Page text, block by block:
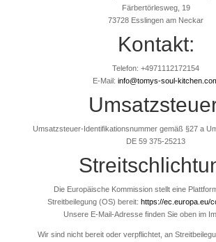
Färbertörlesweg, 19
73728 Esslingen am Neckar
Kontakt:
Telefon: +4971112172154
E-Mail:info@tomys-soul-
Umsatzsteuer-Identifikationsnummer gemäß §27 a
DE 59 375-25213
Die Europäische Kommission stellt eine
Streitbeilegung (OS) bereit:https://ec.europa.eu/
Unsere E-Mail-Adresse finden Sie oben im
Wir sind nicht bereit oder verpflichtet, an